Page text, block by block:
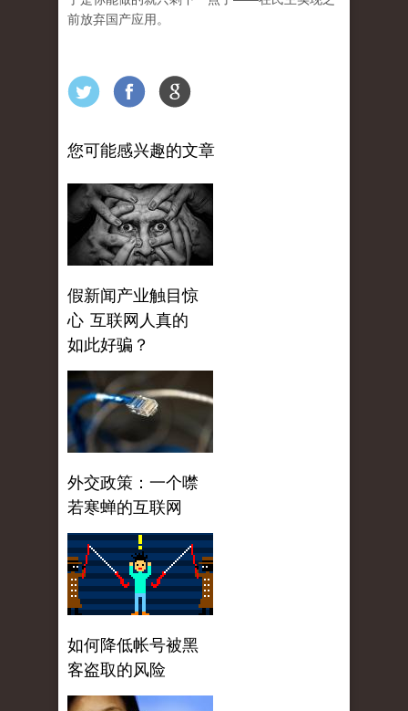
前放弃国产应用 。
您可能感兴趣的文章
假新闻产业触目惊
心 互联网人真的
如此好骗？
外交政策：一个噤
若寒蝉的互联网
如何降低帐号被黑
客盗取的风险